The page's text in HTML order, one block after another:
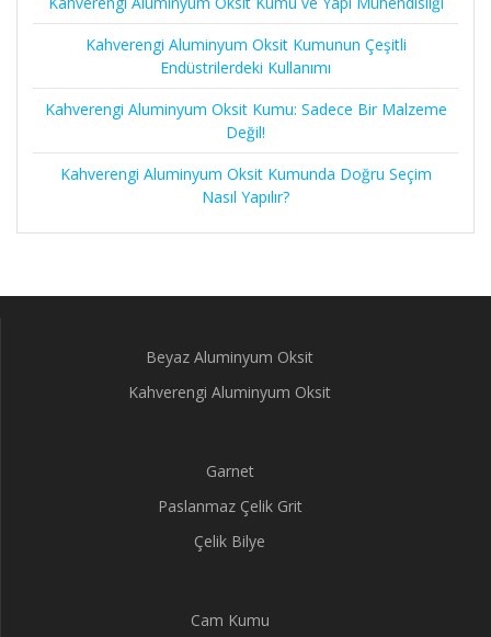
Kahverengi Aluminyum Oksit Kumunun Çeşitli
Endüstrilerdeki Kullanımı
Kahverengi Aluminyum Oksit Kumu: Sadece Bir Malzeme
Değil!
Kahverengi Aluminyum Oksit Kumunda Doğru Seçim
Nasıl Yapılır?
Beyaz Aluminyum Oksit
Kahverengi Aluminyum Oksit
Garnet
Paslanmaz Çelik Grit
Çelik Bilye
Cam Kumu